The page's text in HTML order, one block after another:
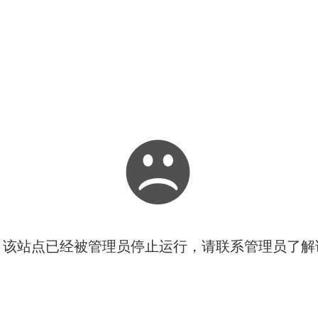
站点已经被管理员停止运行，请联系管理员了